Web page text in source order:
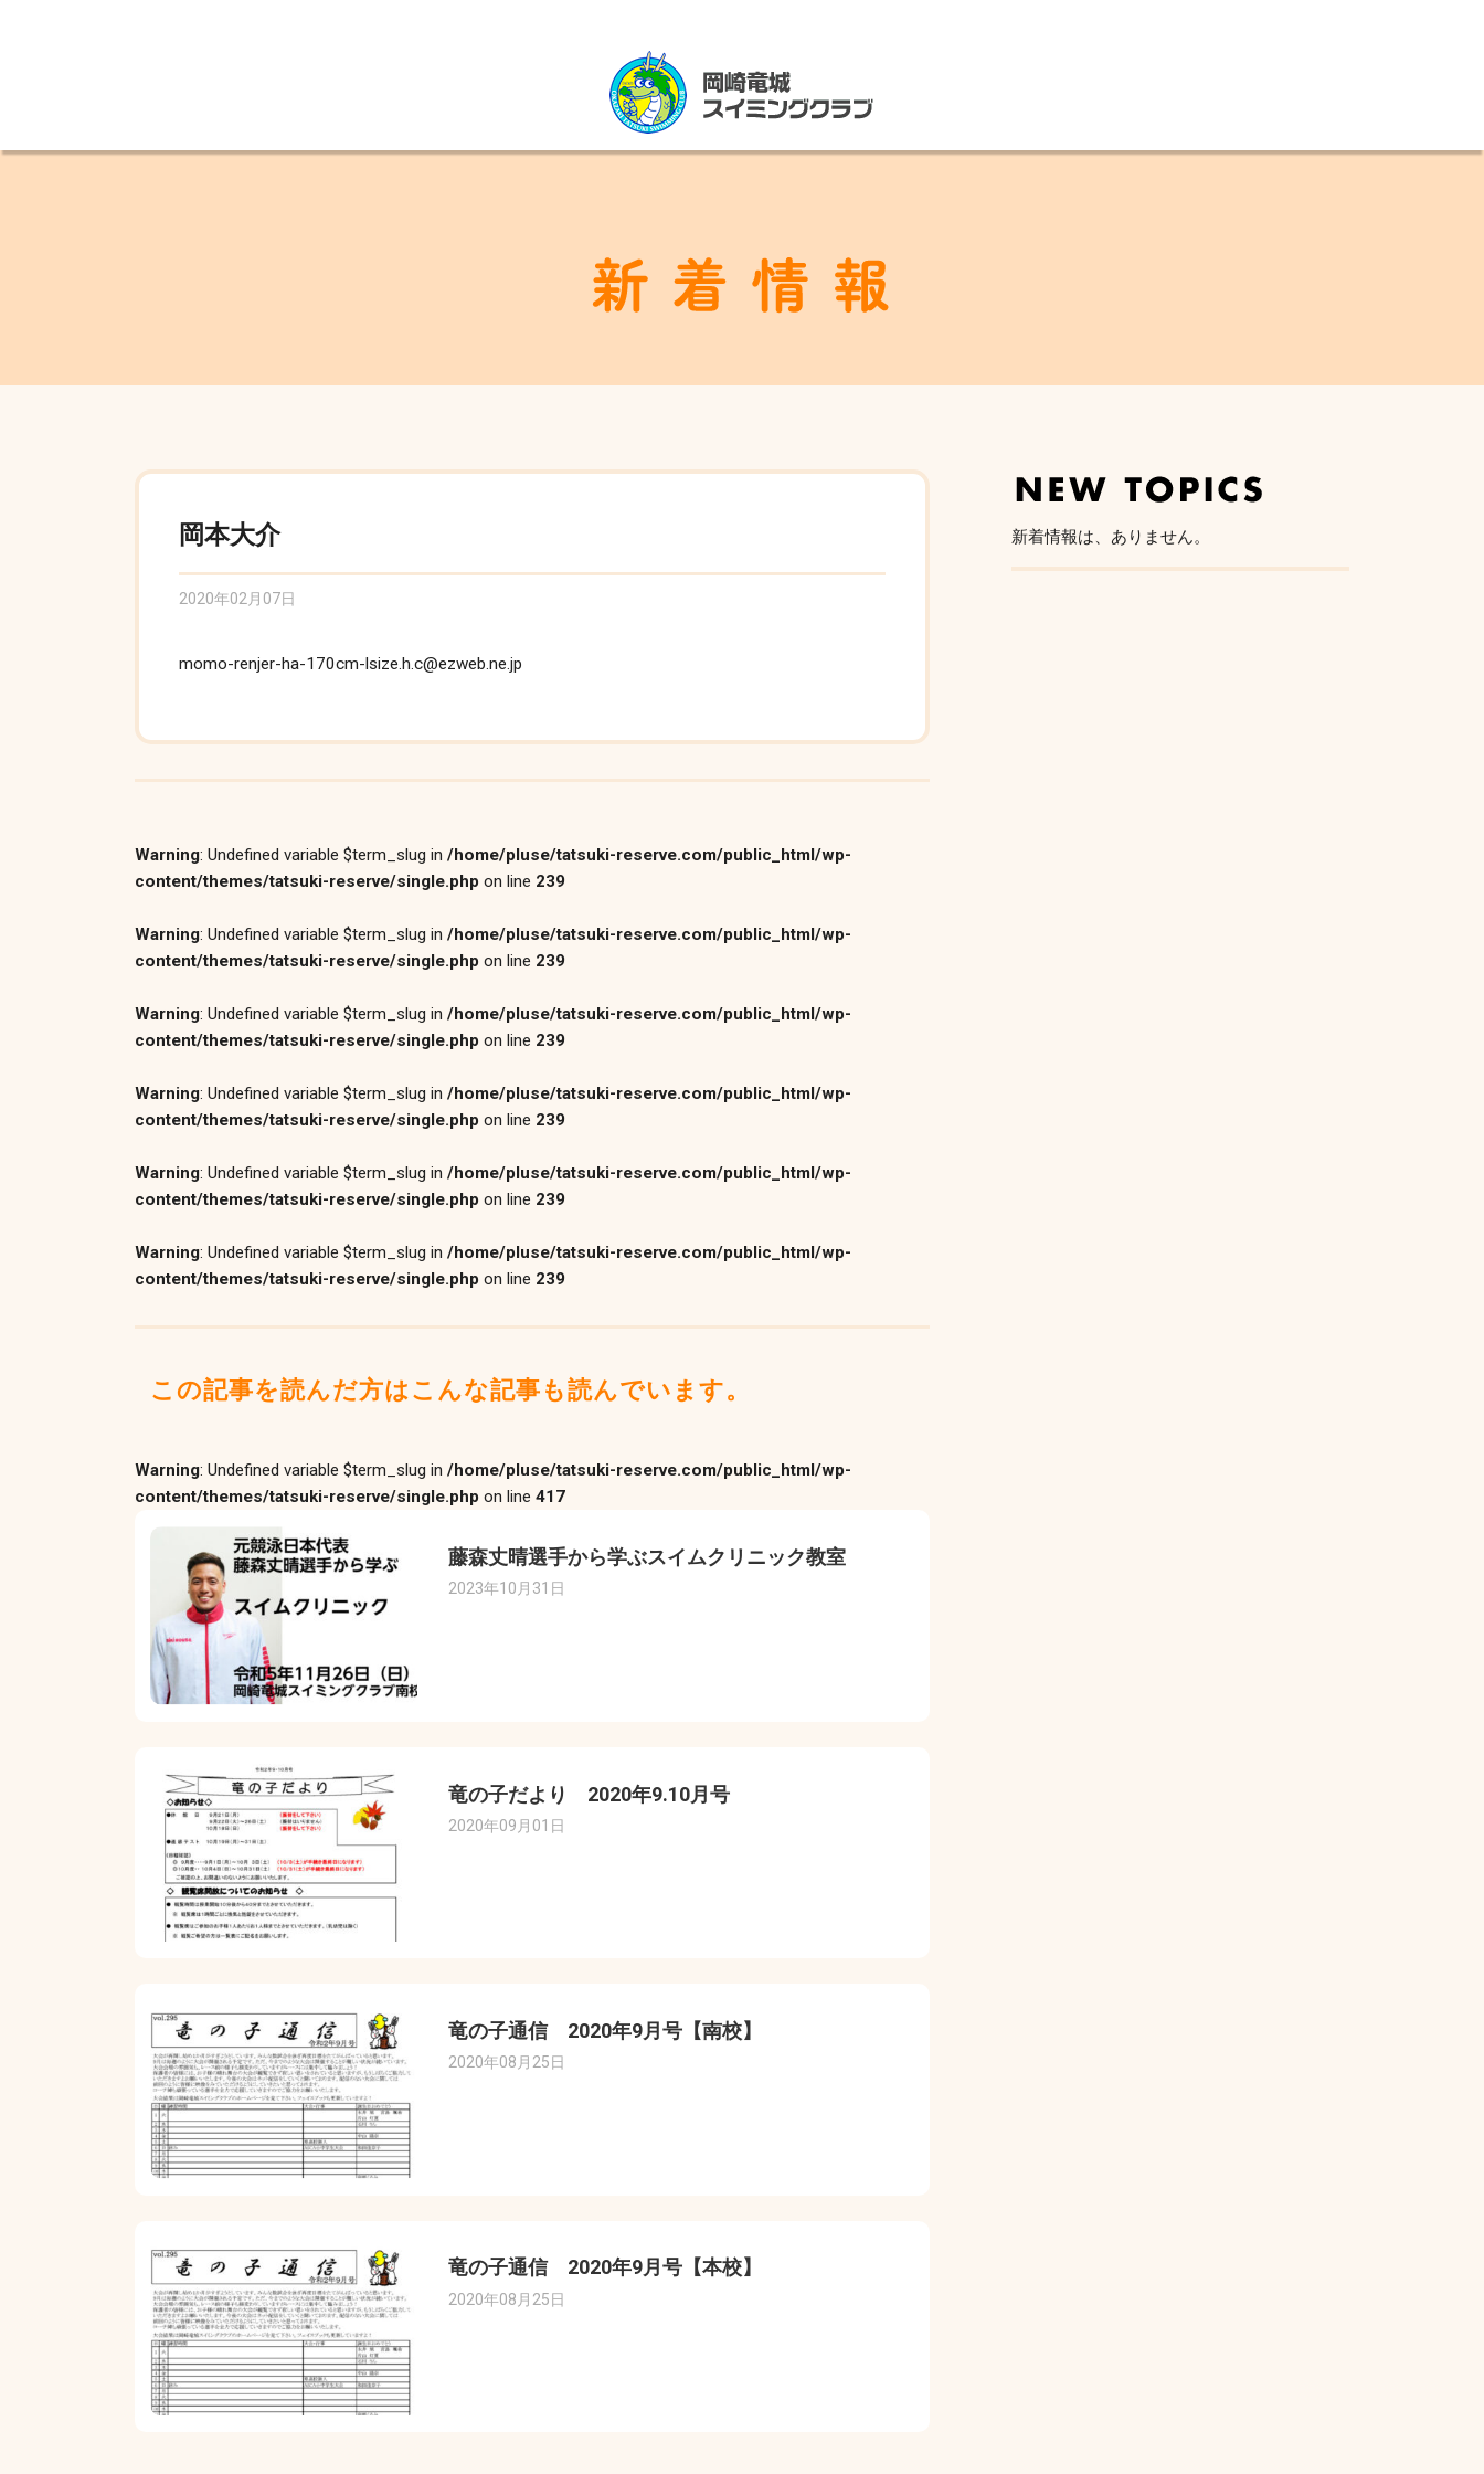
岡本大介
2020年02月07日
momo-renjer-ha-170cm-lsize.h.c@ezweb.ne.jp
Warning: Undefined variable $term_slug in /home/pluse/tatsuki-reserve.com/public_html/wp-
content/themes/tatsuki-reserve/single.php on line 239
Warning: Undefined variable $term_slug in /home/pluse/tatsuki-reserve.com/public_html/wp-
content/themes/tatsuki-reserve/single.php on line 239
Warning: Undefined variable $term_slug in /home/pluse/tatsuki-reserve.com/public_html/wp-
content/themes/tatsuki-reserve/single.php on line 239
Warning: Undefined variable $term_slug in /home/pluse/tatsuki-reserve.com/public_html/wp-
content/themes/tatsuki-reserve/single.php on line 239
Warning: Undefined variable $term_slug in /home/pluse/tatsuki-reserve.com/public_html/wp-
content/themes/tatsuki-reserve/single.php on line 239
Warning: Undefined variable $term_slug in /home/pluse/tatsuki-reserve.com/public_html/wp-
content/themes/tatsuki-reserve/single.php on line 239
この記事を読んだ方はこんな記事も読んでいます。
Warning: Undefined variable $term_slug in /home/pluse/tatsuki-reserve.com/public_html/wp-
content/themes/tatsuki-reserve/single.php on line 417
藤森丈晴選手から学ぶスイムクリニック教室
2023年10月31日
竜の子だより 2020年9.10月号
2020年09月01日
竜の子通信 2020年9月号【南校】
2020年08月25日
竜の子通信 2020年9月号【本校】
2020年08月25日
新着情報は、ありません。